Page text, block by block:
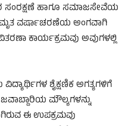
ಸಂರಕ್ಷಣೆ ಹಾಗೂ ಸಮಾಜಸೇವೆಯ
ಅಮೃತ ವರ್ಷಾಚರಣೆಯ ಅಂಗವಾಗಿ
ಕಾರ್ಯಕ್ರಮವು ಅವುಗಳಲ್ಲಿ
ಶೈಕ್ಷಣಿಕ ಅಗತ್ಯಗಳಿಗೆ
ಮೌಲ್ಯಗಳನ್ನು
ಈ ಉಪಕ್ರಮವು